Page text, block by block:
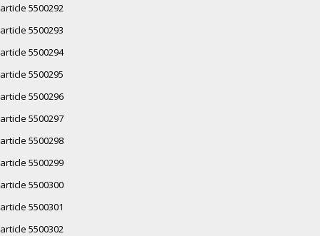
article 5500292
article 5500293
article 5500294
article 5500295
article 5500296
article 5500297
article 5500298
article 5500299
article 5500300
article 5500301
article 5500302